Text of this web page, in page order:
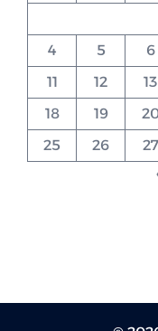
4
5 6
11
12 13
18
19
25
26 27